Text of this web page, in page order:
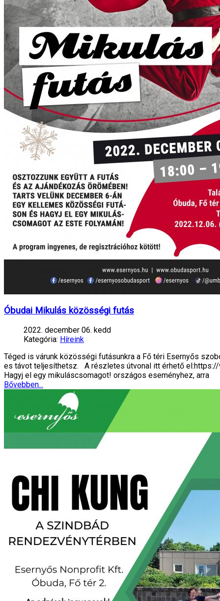
Óbudai Mikulás közösségi futás
2022. december 06. kedd
Kategória: Híreink
Téged is várunk közösségi futásunkra a Fő téri Esernyős
es távot teljesíthetsz. A részletes útvonal itt érhető
Hagyj el egy mikuláscsomagot! országos eseményhez, arra
Bővebben...